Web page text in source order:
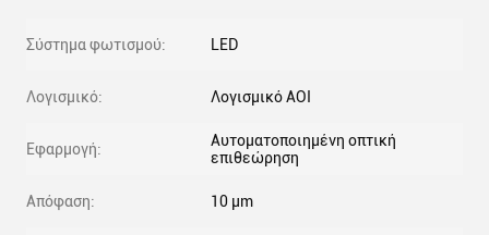
Σύστημα φωτισμού: LED
Λογισμικό: Λογισμικό AOI
Εφαρμογή:
Αυτοματοποιημένη οπτική
επιθεώρηση
Απόφαση: 10 μm